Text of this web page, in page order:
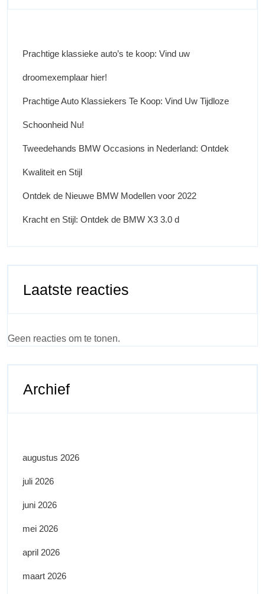
Prachtige klassieke auto’s te koop: Vind uw
droomexemplaar hier!
Prachtige Auto Klassiekers Te Koop: Vind Uw Tijdloze
Schoonheid Nu!
Tweedehands BMW Occasions in Nederland: Ontdek
Kwaliteit en Stijl
Ontdek de Nieuwe BMW Modellen voor 2022
Kracht en Stijl: Ontdek de BMW X3 3.0 d
Laatste reacties
Geen reacties om te tonen.
Archief
augustus 2026
juli 2026
juni 2026
mei 2026
april 2026
maart 2026